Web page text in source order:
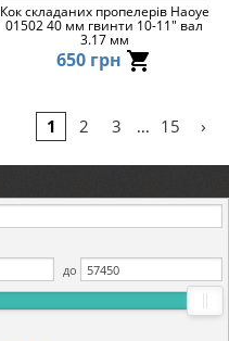
Кок складаних пропелерів Haoye
01502 40 мм гвинти 10-11" вал
3.17 мм
650 грн
1 2 3 ... 15 ›
до